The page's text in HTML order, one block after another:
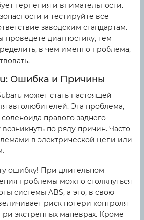
терпения и внимательности.
и тестируйте все
заводским стандартам.
диагностику, тем
в чем именно проблема,
Ошибка и Причины
может стать настоящей
автолюбителей. Эта проблема,
правого заднего
по ряду причин. Часто
в электрической цепи или
ошибку! При длительном
проблемы можно столкнуться
системы ABS, а это, в свою
риск потери контроля
экстренных маневрах. Кроме